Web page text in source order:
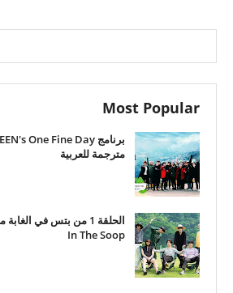
Most Popular
مترجمة للعربية
In The Soop